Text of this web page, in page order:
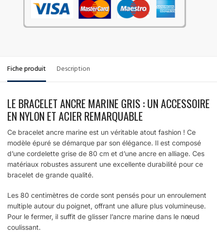
Fiche produit Description
LE BRACELET ANCRE MARINE GRIS : UN ACCESSOIRE
EN NYLON ET ACIER REMARQUABLE
Ce bracelet ancre marine est un véritable atout fashion ! Ce
modèle épuré se démarque par son élégance. Il est composé
d’une cordelette grise de 80 cm et d’une ancre en alliage. Ces
matériaux robustes assurent une excellente durabilité pour ce
bracelet de grande qualité.
Les 80 centimètres de corde sont pensés pour un enroulement
multiple autour du poignet, offrant une allure plus volumineuse.
Pour le fermer, il suffit de glisser l’ancre marine dans le nœud
coulissant.